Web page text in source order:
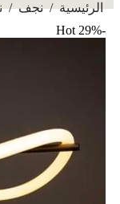
الرئيسية/ نجف/
-29%
Hot